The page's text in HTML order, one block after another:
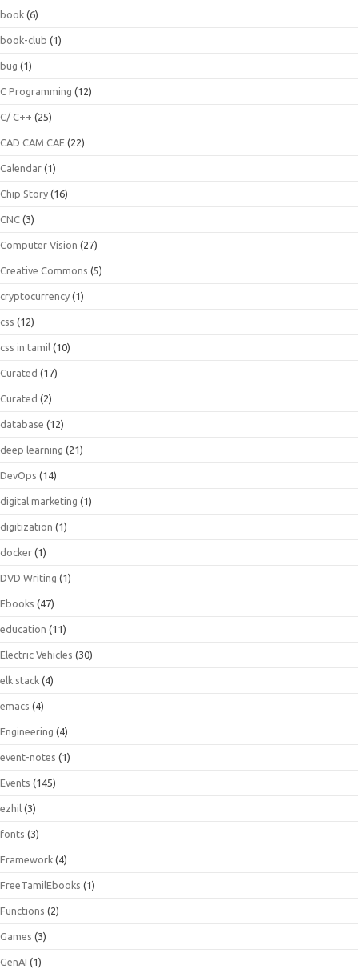
book (6)
book-club (1)
bug (1)
C Programming (12)
C/ C++ (25)
CAD CAM CAE (22)
Calendar (1)
Chip Story (16)
CNC (3)
Computer Vision (27)
Creative Commons (5)
cryptocurrency (1)
css (12)
css in tamil (10)
Curated (17)
Curated (2)
database (12)
deep learning (21)
DevOps (14)
digital marketing (1)
digitization (1)
docker (1)
DVD Writing (1)
Ebooks (47)
education (11)
Electric Vehicles (30)
elk stack (4)
emacs (4)
Engineering (4)
event-notes (1)
Events (145)
ezhil (3)
fonts (3)
Framework (4)
FreeTamilEbooks (1)
Functions (2)
Games (3)
GenAI (1)